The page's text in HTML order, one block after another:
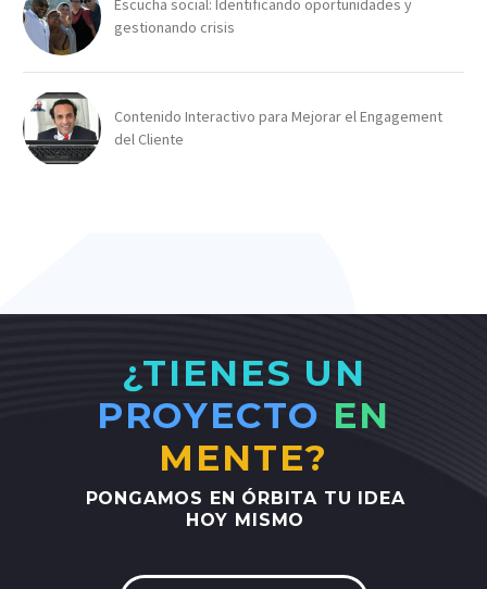
Escucha social: Identificando oportunidades y
gestionando crisis
Contenido Interactivo para Mejorar el Engagement
del Cliente
¿TIENES UN
PROYECTO EN
MENTE?
PONGAMOS EN ÓRBITA TU IDEA
HOY MISMO